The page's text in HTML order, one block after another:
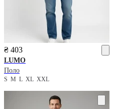
₴ 403
LUMO
Поло
S M L XL XXL